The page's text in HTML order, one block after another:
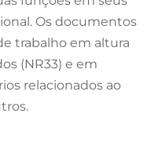
Os documentos
trabalho em altura
(NR33) e em
relacionados ao